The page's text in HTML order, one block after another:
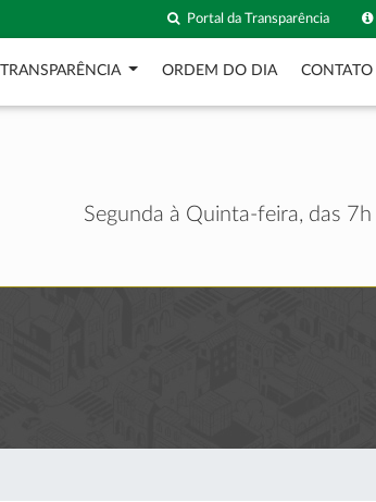
Portal da Transparência
TRANSPARÊNCIA ORDEM DO DIA CONTATO
Segunda à Quinta-feira, das